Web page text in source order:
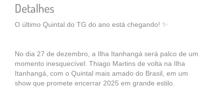
Detalhes
O último Quintal do TG do ano está chegando! ✨
No dia 27 de dezembro, a Ilha Itanhangá será palco de um
momento inesquecível: Thiago Martins de volta na Ilha
Itanhangá, com o Quintal mais amado do Brasil, em um
show que promete encerrar 2025 em grande estilo.